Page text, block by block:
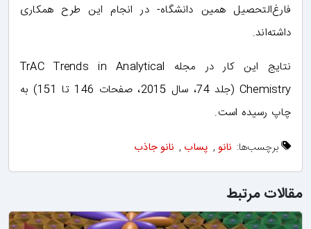
فارغ‌التحصیل همین دانشگاه- در انجام این طرح همکاری
داشته‌اند.
نتایج این کار در مجله‌ TrAC Trends in Analytical
Chemistry (جلد 74، سال 2015، صفحات 146 تا 151) به
چاپ رسیده است.
برچسب‌ها: نانو , پساب , نانو جاذب
مقالات مرتبط